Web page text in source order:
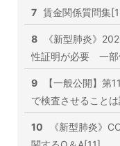
7 賃金関係質問集
8
《新型肺炎》
性証明が必要 一部
9
【一般公開】第
で検査させること
10
《新型肺炎》